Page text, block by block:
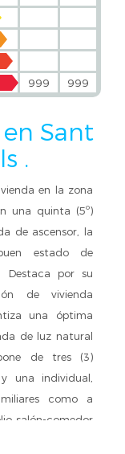
999 999
Sant
.
en la zona
una quinta (5º)
de ascensor, la
estado de
Destaca por su
de vivienda
una óptima
de luz natural
de tres (3)
una individual,
como a
salón-comedor